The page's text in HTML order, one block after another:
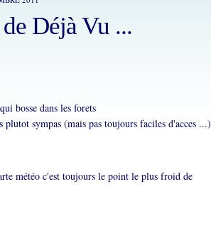
Déjà Vu ...
bosse dans les forets
plutot sympas (mais pas toujours faciles d'acces ...)
météo c'est toujours le point le plus froid de